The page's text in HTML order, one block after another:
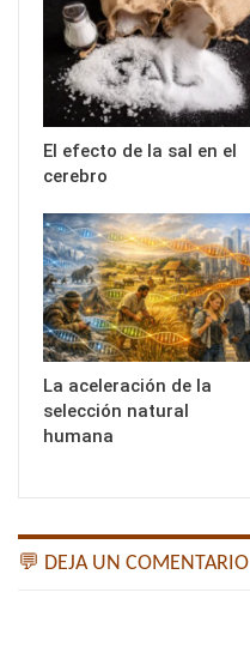
El efecto de la sal en el
cerebro
La aceleración de la
selección natural
humana
💬 DEJA UN COMENTARIO